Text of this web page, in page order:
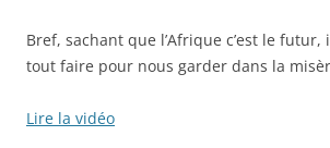
Bref, sachant que l’Afrique c’est le futur,
tout faire pour nous garder dans la
Lire la vidéo